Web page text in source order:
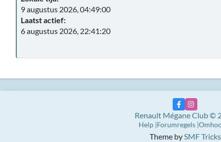
9 augustus 2026, 04:49:00
Laatst actief:
6 augustus 2026, 22:41:20
Theme bySMF Tricks
Renault Mégane Club ©
Help Forumregels